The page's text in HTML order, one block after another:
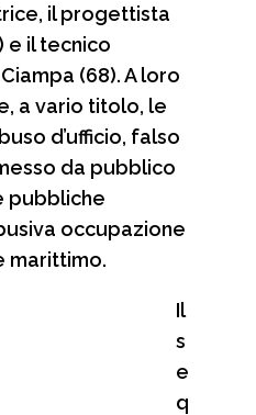
il progettista
e il tecnico
(68). A loro
a vario titolo, le
d’ufficio, falso
da pubblico
pubbliche
occupazione
marittimo.
Il
s
e
q